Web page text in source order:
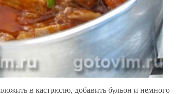
в кастрюлю, добавить бульон и немного